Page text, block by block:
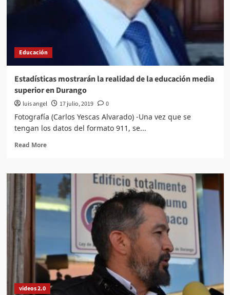
Educación
Estadísticas mostrarán la realidad de la educación media
superior en Durango
luis angel 17 julio, 2019 0
Fotografía (Carlos Yescas Alvarado) -Una vez que se
tengan los datos del formato 911, se...
Read MoreRead
Estadísticas
mostrarán
realidad
de
superior
en
Durango
videos 2.0